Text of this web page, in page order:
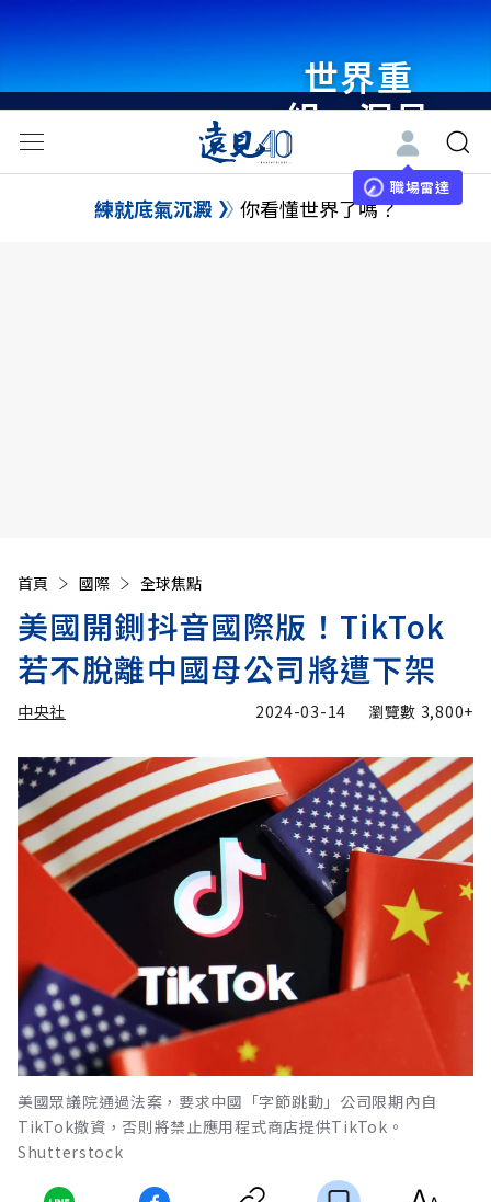
世界重
組・洞見
未來 與
世界領袖
職場雷達
練就底氣沉澱 你看懂世界了嗎？
首頁 國際 全球焦點
美國開鍘抖音國際版！TikTok
若不脫離中國母公司將遭下架
中央社 2024-03-14 瀏覽數 3,800+
美國眾議院通過法案，要求中國「字節跳動」公司限期內自
TikTok撤資，否則將禁止應用程式商店提供TikTok。
Shutterstock